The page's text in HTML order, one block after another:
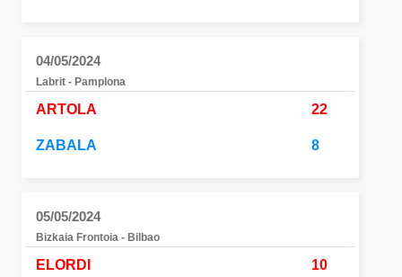
04/05/2024
Labrit - Pamplona
ARTOLA 22
ZABALA 8
05/05/2024
Bizkaia Frontoia - Bilbao
ELORDI 10